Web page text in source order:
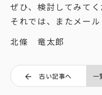
ぜひ、検討してみてく
それでは、またメール
北條 竜太郎
古い記事へ 一